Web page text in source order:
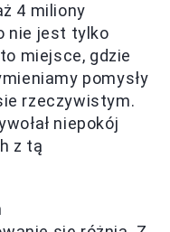
4 miliony
nie jest tylko
miejsce, gdzie
pomysły
rzeczywistym.
niepokój
z tą